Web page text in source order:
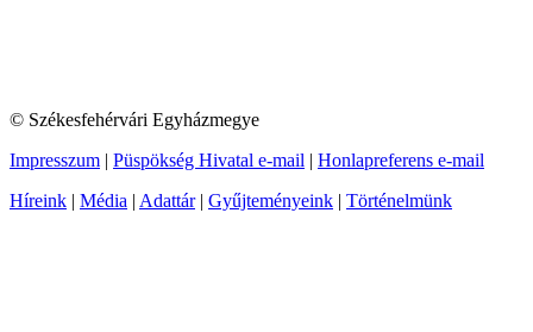
© Székesfehérvári Egyházmegye
Impresszum | Püspökség Hivatal e-mail | Honlapreferens e-mail
Híreink | Média | Adattár| Gyűjteményeink | Történelmünk